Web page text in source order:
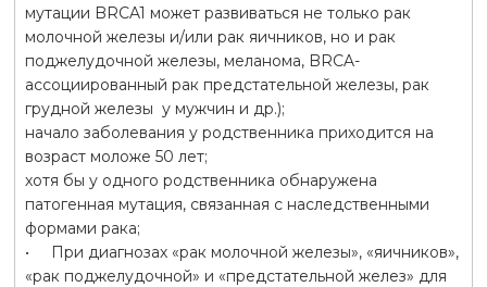
мутации BRCA1 может развиваться не только рак
молочной железы и/или рак яичников, но и рак
поджелудочной железы, меланома, BRCA-
ассоциированный рак предстательной железы, рак
грудной железы у мужчин и др.);
начало заболевания у родственника приходится на
возраст моложе 50 лет;
хотя бы у одного родственника обнаружена
патогенная мутация, связанная с наследственными
формами рака;
• При диагнозах «рак молочной железы», «яичников»,
«рак поджелудочной» и «предстательной желез» для